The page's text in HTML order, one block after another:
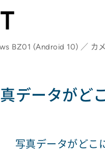
BZ01 (Android 10) ／ カ
データがど
写真データがどこ